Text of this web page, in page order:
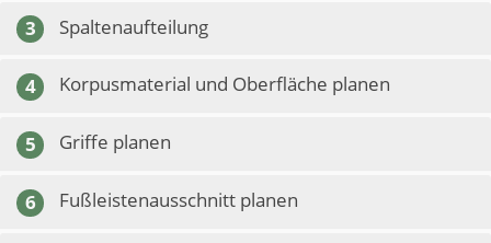
3 Spaltenaufteilung
4 Korpusmaterial und Oberfläche planen
5 Griffe planen
6 Fußleistenausschnitt planen